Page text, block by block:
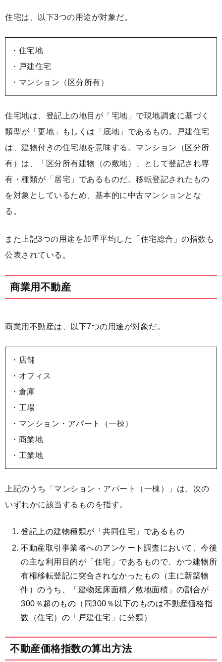
住宅は、以下3つの用途が対象だ。
・住宅地
・戸建住宅
・マンション（区分所有）
住宅地は、登記上の地目が「宅地」で現地調査に基づく
類型が「更地」もしくは「底地」であるもの。戸建住宅
は、建物付きの住宅地を意味する。マンション（区分所
有）は、「区分所有建物（の敷地）」として登記され専
有・種類が「居宅」であるものだ。移転登記されたもの
を対象としているため、基本的に中古マンションとな
る。
また上記3つの用途を加重平均した「住宅総合」の指数も
公表されている。
商業用不動産
商業用不動産は、以下7つの用途が対象だ。
・店舗
・オフィス
・倉庫
・工場
・マンション・アパート（一棟）
・商業地
・工業地
上記のうち「マンション・アパート（一棟）」は、次の
いずれかに該当するものを指す。
登記上の建物種類が「共同住宅」であるもの
不動産取引事業者へのアンケート調査において、今後
の主な利用目的が「住宅」であるもので、かつ建物所
有権移転登記に突合されなかったもの（主に新築物
件）のうち、「建物延床面積／敷地面積」の割合が
300％超のもの（同300％以下のものは不動産価格指
数（住宅）の「戸建住宅」に分類）
不動産価格指数の算出方法